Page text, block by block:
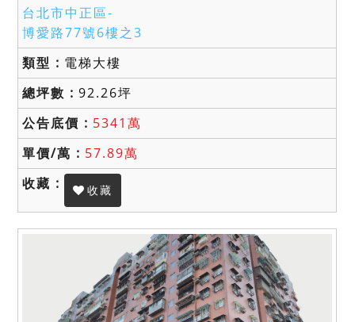
台北市中正區-
博愛路77號6樓之3
電梯大樓
92.26坪
5341萬
57.89萬
收藏